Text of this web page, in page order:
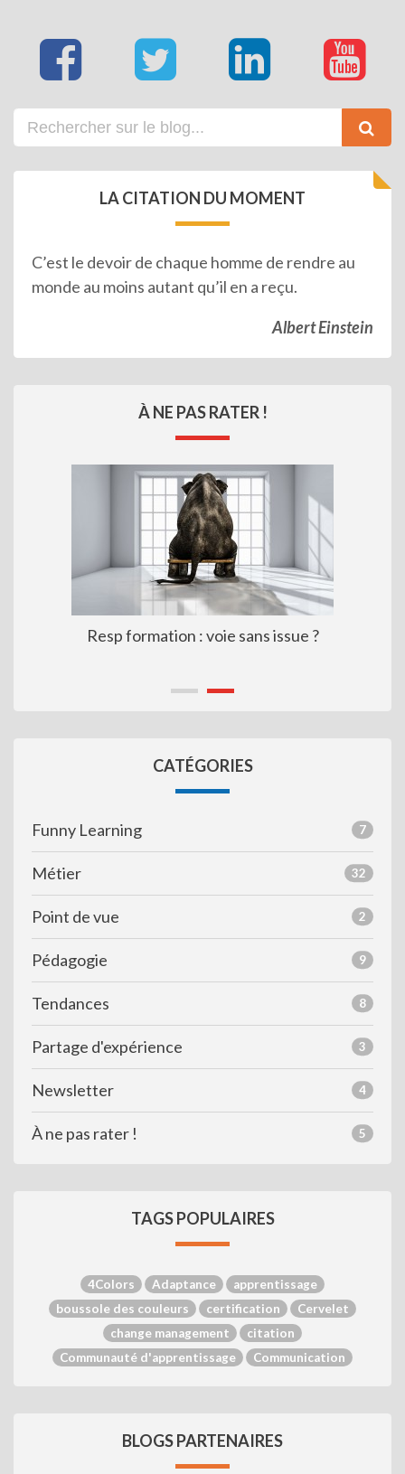
LA CITATION DU MOMENT
C’est le devoir de chaque homme de rendre au
monde au moins autant qu’il en a reçu.
Albert Einstein
À NE PAS RATER !
Resp formation : voie sans issue ?
CATÉGORIES
Funny Learning 7
Métier 32
Point de vue 2
Pédagogie 9
Tendances 8
Partage d'expérience 3
Newsletter 4
À ne pas rater ! 5
TAGS POPULAIRES
4Colors Adaptance
apprentissage
boussole des couleurs
certification
Cervelet
change management
citation
Communauté d'apprentissage
Communication
BLOGS PARTENAIRES